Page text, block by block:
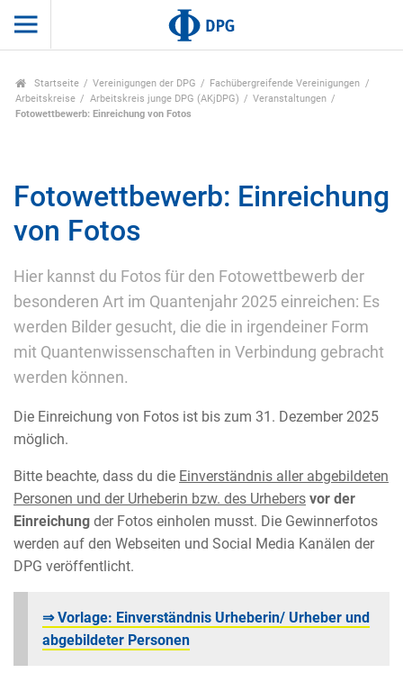
Startseite Vereinigungen der DPG
Fachübergreifende Vereinigungen
Arbeitskreise
Arbeitskreis junge DPG (AKjDPG)
Veranstaltungen
Fotowettbewerb: Einreichung von Fotos
Fotowettbewerb: Einreichung
von Fotos
Hier kannst du Fotos für den Fotowettbewerb der
besonderen Art im Quantenjahr 2025 einreichen: Es
werden Bilder gesucht, die die in irgendeiner Form
mit Quantenwissenschaften in Verbindung gebracht
werden können.
Die Einreichung von Fotos ist bis zum 31. Dezember 2025
möglich.
Bitte beachte, dass du die Einverständnis aller abgebildeten
Personen und der Urheberin bzw. des Urhebers vor der
Einreichung der Fotos einholen musst. Die Gewinnerfotos
werden auf den Webseiten und Social Media Kanälen der
DPG veröffentlicht.
⇒ Vorlage: Einverständnis Urheberin/ Urheber und
abgebildeter Personen